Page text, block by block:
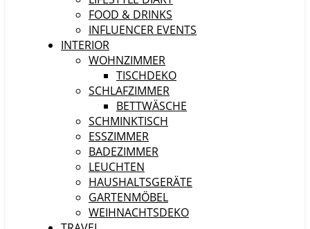
FOOD & DRINKS
INFLUENCER EVENTS
INTERIOR
WOHNZIMMER
TISCHDEKO
SCHLAFZIMMER
BETTWÄSCHE
SCHMINKTISCH
ESSZIMMER
BADEZIMMER
LEUCHTEN
HAUSHALTSGERÄTE
GARTENMÖBEL
WEIHNACHTSDEKO